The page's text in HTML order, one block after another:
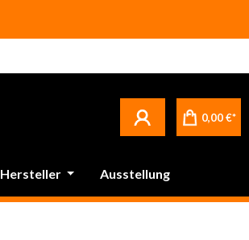
0,00 €*
Hersteller Ausstellung